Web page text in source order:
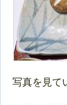
写真を見て